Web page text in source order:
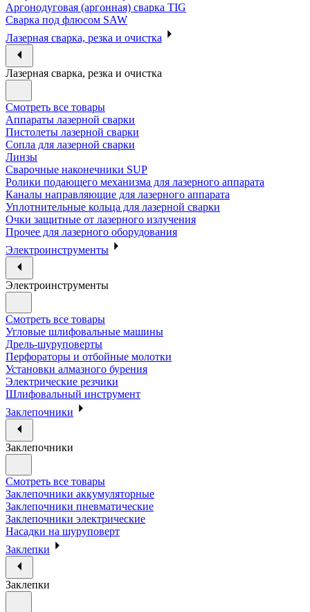
Аргонодуговая (аргонная) сварка TIG
Сварка под флюсом SAW
Лазерная сварка, резка и очистка
Лазерная сварка, резка и очистка
Смотреть все товары
Аппараты лазерной сварки
Пистолеты лазерной сварки
Сопла для лазерной сварки
Линзы
Сварочные наконечники SUP
Ролики подающего механизма для лазерного аппарата
Каналы направляющие для лазерного аппарата
Уплотнительные кольца для лазерной сварки
Очки защитные от лазерного излучения
Прочее для лазерного оборудования
Электроинструменты
Электроинструменты
Смотреть все товары
Угловые шлифовальные машины
Дрель-шуруповерты
Перфораторы и отбойные молотки
Установки алмазного бурения
Электрические резчики
Шлифовальный инструмент
Заклепочники
Заклепочники
Смотреть все товары
Заклепочники аккумуляторные
Заклепочники пневматические
Заклепочники электрические
Насадки на шуруповерт
Заклепки
Заклепки